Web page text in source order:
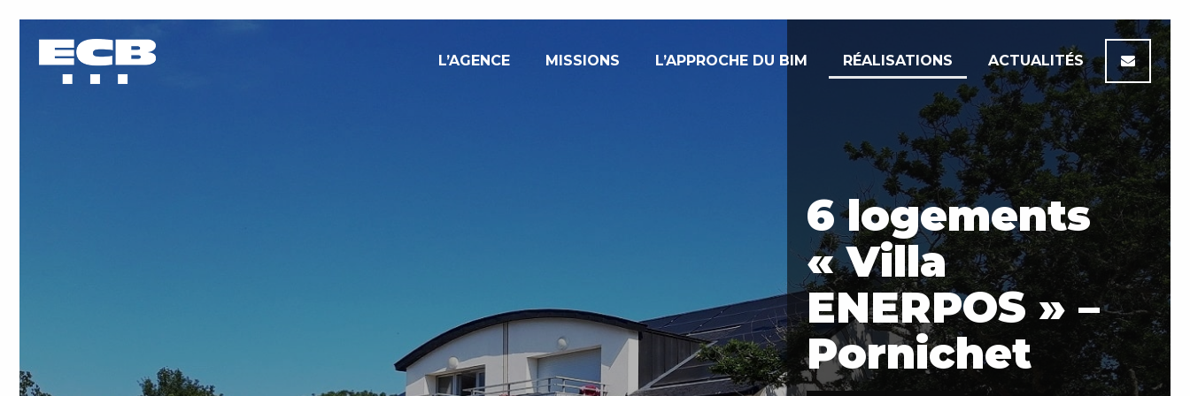
L’AGENCE MISSIONS L’APPROCHE DU BIM RÉALISATIONS ACTUALITÉS
6 logements
« Villa
ENERPOS » –
Pornichet